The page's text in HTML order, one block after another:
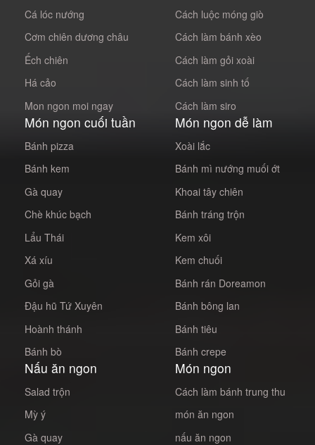
Cá lóc nướng
Cơm chiên dương châu
Ếch chiên
Há cảo
Mon ngon moi ngay
Cách luộc móng giò
Cách làm bánh xèo
Cách làm gỏi xoài
Cách làm sinh tố
Cách làm siro
Món ngon cuối tuần
Bánh pizza
Bánh kem
Gà quay
Chè khúc bạch
Lẩu Thái
Xá xíu
Gỏi gà
Đậu hũ Tứ Xuyên
Hoành thánh
Bánh bò
Món ngon dễ làm
Xoài lắc
Bánh mì nướng muối ớt
Khoai tây chiên
Bánh tráng trộn
Kem xôi
Kem chuối
Bánh rán Doreamon
Bánh bông lan
Bánh tiêu
Bánh crepe
Nấu ăn ngon
Salad trộn
Mỳ ý
Gà quay
Món ngon
Cách làm bánh trung thu
món ăn ngon
nấu ăn ngon